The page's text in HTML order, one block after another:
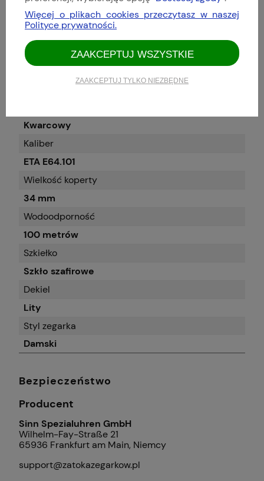
Dane techniczne
Ochrona przed rysami TEGIMENT
Nie
Czarna powłoka utwardzająca
Kwarcowy
Kaliber
ETA E64.101
Wielkość koperty
34 mm
Wodoodporność
100 metrów
Szkiełko
Szkło szafirowe
Dekiel
Lity
Styl zegarka
Damski
Bezpieczeństwo
Producent
Sinn Spezialuhren GmbH
Wilhelm-Fay-Straße 21
65936 Frankfurt am Main, Niemcy
support@zatokazegarkow.pl
Więcej o plikach cookies przeczytasz w naszej
Polityce prywatności.
ZAAKCEPTUJ TYLKO NIEZBĘDNE
ZAAKCEPTUJ WSZYSTKIE